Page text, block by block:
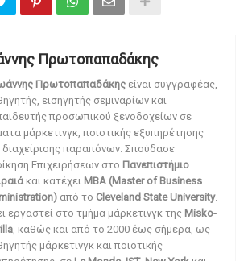
Πρωτοπαπαδάκης
Πρωτοπαπαδάκης είναι συγγραφέας,
εισηγητής σεμιναρίων και
προσωπικού ξενοδοχείων σε
μάρκετινγκ, ποιοτικής εξυπηρέτησης
διαχείρισης παραπόνων. Σπούδασε
Επιχειρήσεων στο Πανεπιστήμιο
και κατέχει MBA (Master of Business
από το Cleveland State University.
εργαστεί στο τμήμα μάρκετινγκ της Misko-
, καθώς και από το 2000 έως σήμερα, ως
μάρκετινγκ και ποιοτικής